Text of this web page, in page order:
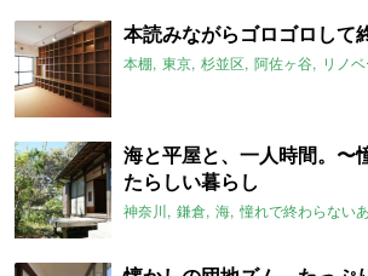
本読みながらゴロゴロして
本棚 東京 杉並区 阿佐ヶ谷 リノ
海と平屋と、一人時間。〜
たらしい暮らし
神奈川 鎌倉 海 憧れで終わらない